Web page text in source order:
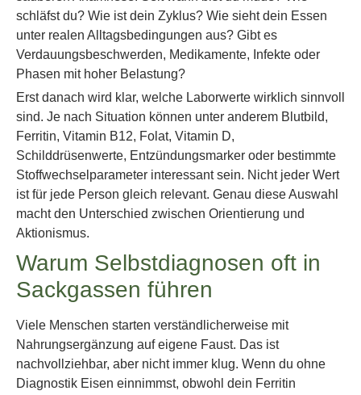
schläfst du? Wie ist dein Zyklus? Wie sieht dein Essen
unter realen Alltagsbedingungen aus? Gibt es
Verdauungsbeschwerden, Medikamente, Infekte oder
Phasen mit hoher Belastung?
Erst danach wird klar, welche Laborwerte wirklich sinnvoll
sind. Je nach Situation können unter anderem Blutbild,
Ferritin, Vitamin B12, Folat, Vitamin D,
Schilddrüsenwerte, Entzündungsmarker oder bestimmte
Stoffwechselparameter interessant sein. Nicht jeder Wert
ist für jede Person gleich relevant. Genau diese Auswahl
macht den Unterschied zwischen Orientierung und
Aktionismus.
Warum Selbstdiagnosen oft in
Sackgassen führen
Viele Menschen starten verständlicherweise mit
Nahrungsergänzung auf eigene Faust. Das ist
nachvollziehbar, aber nicht immer klug. Wenn du ohne
Diagnostik Eisen einnimmst, obwohl dein Ferritin